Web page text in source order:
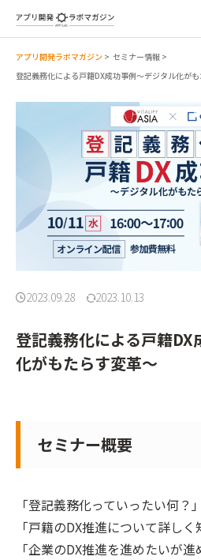
アプリ開発ラボマガジン > セミナー情報 >
登記義務化による戸籍DX成功事例〜デジタル化が
2023.09.28 2023.10.13
登記義務化による戸籍
化がもたらす変革〜
セミナー概要
「登記義務化っていったい何？」
「戸籍のDX推進について詳しく
「企業のDX推進を進めたいが